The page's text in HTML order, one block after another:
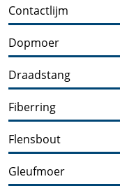
Contactlijm
Dopmoer
Draadstang
Fiberring
Flensbout
Gleufmoer